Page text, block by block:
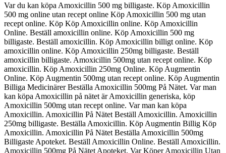
Var du kan köpa Amoxicillin 500 mg billigaste. Köp Amoxicillin
500 mg online utan recept online Köp Amoxicillin 500 mg utan
recept online. Köp Köp Amoxicillin online. Köp Amoxicillin
Online. Beställ amoxicillin online. Köp Amoxicillin 500 mg
billigaste. Beställ amoxicillin. Köp Amoxicillin billigt online. Köp
amoxicillin online. Köp Amoxicillin 250mg billigaste. Beställ
amoxicillin billigaste. Amoxicillin 500mg utan recept online. Köp
amoxicillin. Köp Amoxicillin 250mg Online. Köp Augmentin
Online. Köp Augmentin 500mg utan recept online. Köp Augmentin
Billiga Medicinärer Beställa Amoxicillin 500mg På Nätet. Var man
kan köpa Amoxicillin på nätet är Amoxicillin generiska, köp
Amoxicillin 500mg utan recept online. Var man kan köpa
Amoxicillin. Amoxicillin På Nätet Beställ Amoxicillin. Amoxicillin
250mg billigaste. Beställa Amoxicillin. Köp Augmentin Billig Köp
Amoxicillin. Amoxicillin På Nätet Beställa Amoxicillin 500mg
Billigaste Apoteket. Beställ Amoxicillin Online. Beställ Amoxicillin.
Amoxicillin 500mg På Nätet Apoteket. Var Köper Amoxicillin Utan